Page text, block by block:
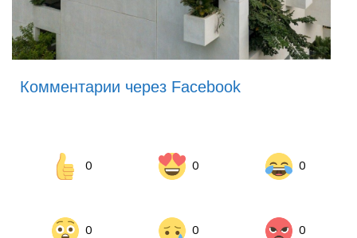
Комментарии через Facebook
0 0 0
0 0 0